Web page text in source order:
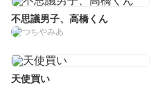
不思議男子、高橋くん
つちやみあ
天使買い